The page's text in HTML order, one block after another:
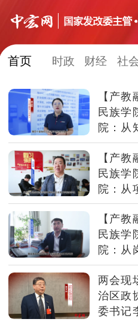
网站
时政 财经
信用 视频
发改动态 中宏研究
地方发展
首页 时政 财经 社
【产
民族学
院：
课堂与
打通
【产
民族学
院：从
竞赛成
【产
民族学
院：
课程如
两会现
治区政
委书记